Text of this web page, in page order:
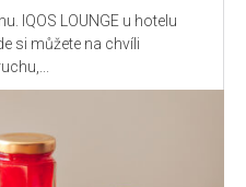
IQOS LOUNGE u hotelu
si můžete na chvíli